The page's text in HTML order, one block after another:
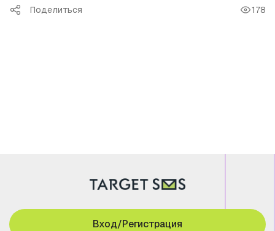
Поделиться 178
Вход/Регистрация